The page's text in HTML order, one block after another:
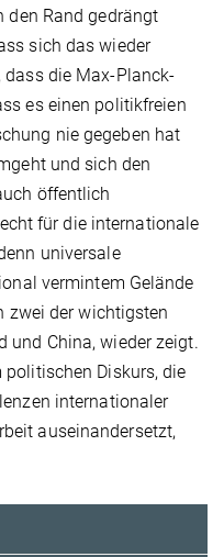
den Rand gedrängt
sich das wieder
die Max-Planck-
es einen politikfreien
nie gegeben hat
und sich den
öffentlich
für die internationale
universale
vermintem Gelände
zwei der wichtigsten
und China, wieder zeigt.
politischen Diskurs, die
internationaler
auseinandersetzt,